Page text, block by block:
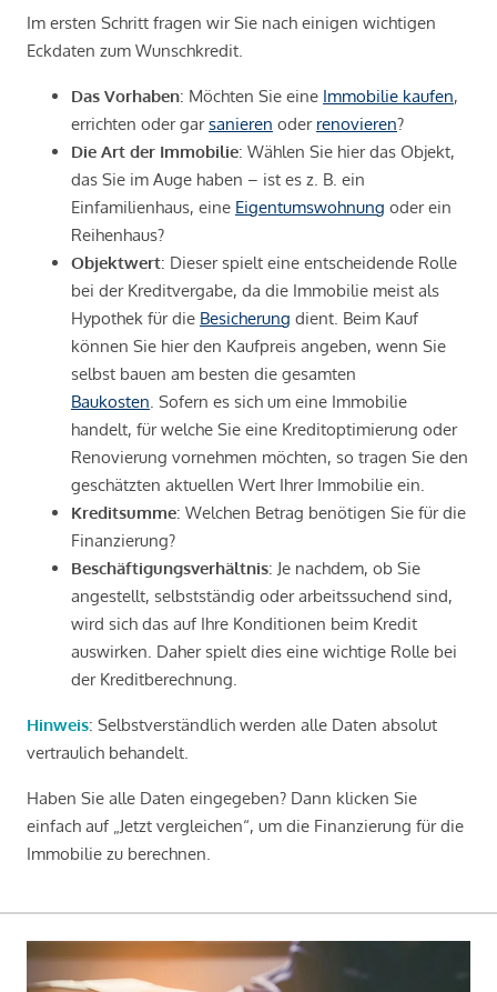
Im ersten Schritt fragen wir Sie nach einigen wichtigen
Eckdaten zum Wunschkredit.
Das Vorhaben: Möchten Sie eine Immobilie kaufen,
errichten oder garsanieren oder renovieren?
Die Art der Immobilie: Wählen Sie hier das Objekt,
das Sie im Auge haben – ist es z. B. ein
Einfamilienhaus, eine Eigentumswohnung oder ein
Reihenhaus?
Objektwert: Dieser spielt eine entscheidende Rolle
bei der Kreditvergabe, da die Immobilie meist als
Hypothek für die Besicherung dient. Beim Kauf
können Sie hier den Kaufpreis angeben, wenn Sie
selbst bauen am besten die gesamten
Baukosten . Sofern es sich um eine Immobilie
handelt, für welche Sie eine Kreditoptimierung oder
Renovierung vornehmen möchten, so tragen Sie den
geschätzten aktuellen Wert Ihrer Immobilie ein.
Kreditsumme: Welchen Betrag benötigen Sie für die
Finanzierung?
Beschäftigungsverhältnis: Je nachdem, ob Sie
angestellt, selbstständig oder arbeitssuchend sind,
wird sich das auf Ihre Konditionen beim Kredit
auswirken. Daher spielt dies eine wichtige Rolle bei
der Kreditberechnung.
Hinweis: Selbstverständlich werden alle Daten absolut
vertraulich behandelt.
Haben Sie alle Daten eingegeben? Dann klicken Sie
einfach auf „Jetzt vergleichen“, um die Finanzierung für die
Immobilie zu berechnen.